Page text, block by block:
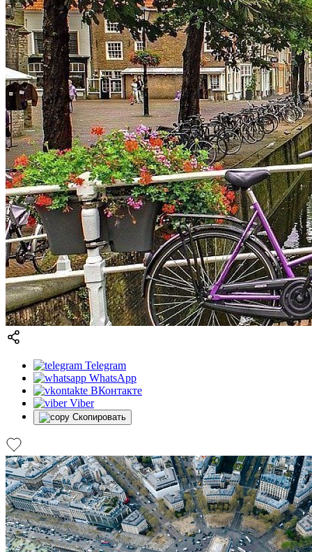
Telegram
WhatsApp
ВКонтакте
Viber
Скопировать